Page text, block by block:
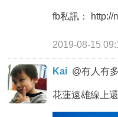
fb私訊： http://
2019-08-15
Kai @有人有
花蓮遠雄線上